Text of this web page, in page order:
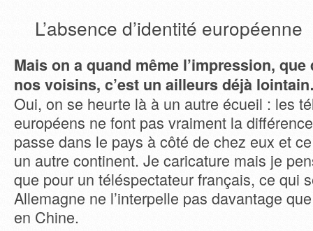
L’absence d’identité européenne
Mais on a quand même l’impression,
nos voisins, c’est un ailleurs déjà
Oui, on se heurte là à un autre écueil : les
européens ne font pas vraiment la
passe dans le pays à côté de chez eux et
un autre continent. Je caricature mais je
que pour un téléspectateur français, ce qui
Allemagne ne l’interpelle pas davantage
en Chine.